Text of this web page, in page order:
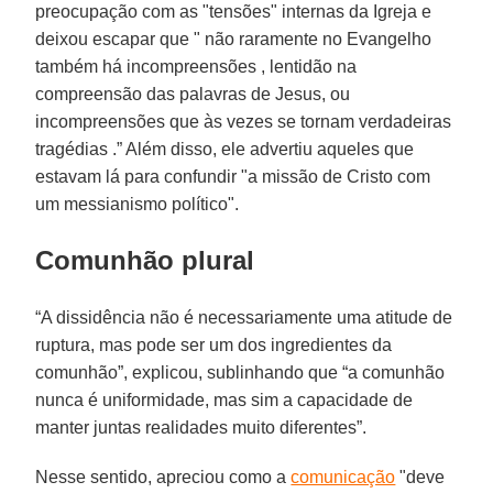
preocupação com as "tensões" internas da Igreja e
deixou escapar que " não raramente no Evangelho
também há incompreensões , lentidão na
compreensão das palavras de Jesus, ou
incompreensões que às vezes se tornam verdadeiras
tragédias .” Além disso, ele advertiu aqueles que
estavam lá para confundir "a missão de Cristo com
um messianismo político".
Comunhão plural
“A dissidência não é necessariamente uma atitude de
ruptura, mas pode ser um dos ingredientes da
comunhão”, explicou, sublinhando que “a comunhão
nunca é uniformidade, mas sim a capacidade de
manter juntas realidades muito diferentes”.
Nesse sentido, apreciou como acomunicação "deve